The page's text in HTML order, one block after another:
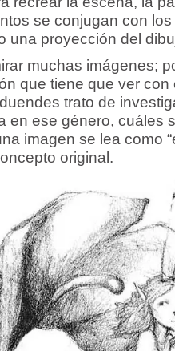
se conjugan con
una proyección del
muchas imágenes;
que tiene que ver
trato de
en ese género, cuáles
imagen se lea como
original.